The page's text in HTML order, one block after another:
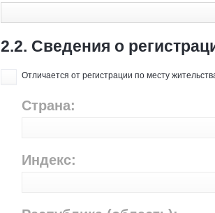
2.2. Сведения о
Отличается от регистрации по месту
Страна:
Индекс: